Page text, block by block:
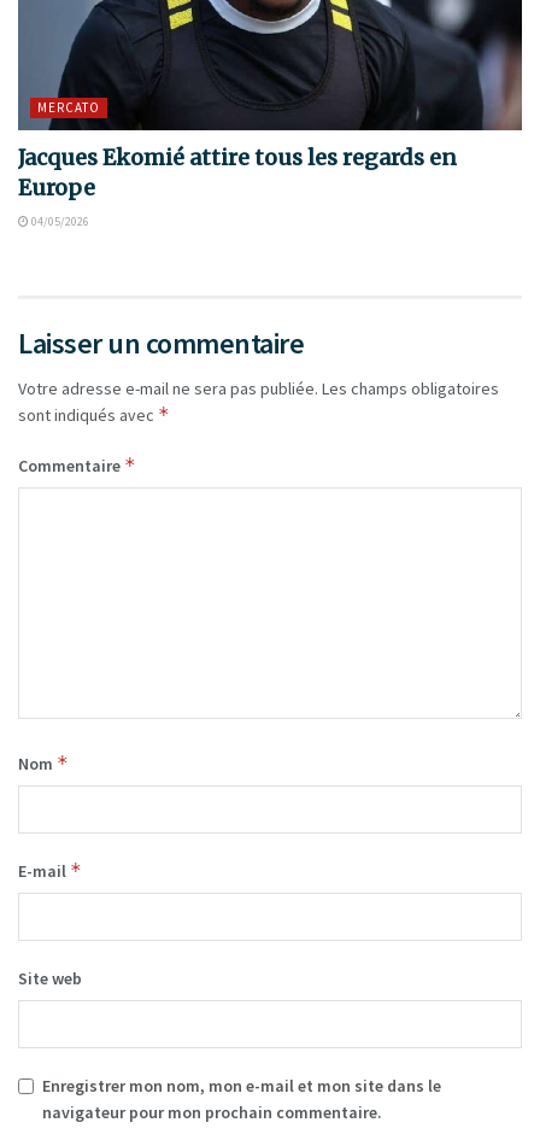
MERCATO
Jacques Ekomié attire tous les regards en
Europe
04/05/2026
Laisser un commentaire
Votre adresse e-mail ne sera pas publiée. Les champs obligatoires
sont indiqués avec *
Commentaire *
Nom *
E-mail *
Site web
Enregistrer mon nom, mon e-mail et mon site dans le
navigateur pour mon prochain commentaire.